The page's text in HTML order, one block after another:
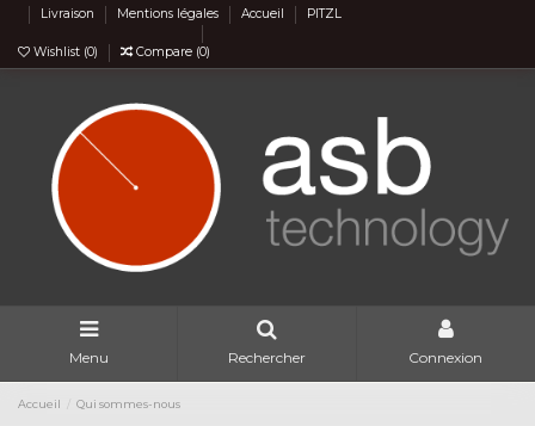
Livraison Mentions légales Accueil PITZL
Wishlist (0) Compare (0)
Menu Rechercher Connexion
Accueil Qui sommes-nous